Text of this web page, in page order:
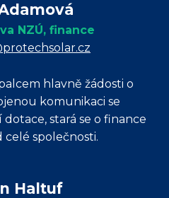
NZÚ, finance
hlavně žádosti o
komunikaci se
stará se o finance
celé společnosti.
Haltuf